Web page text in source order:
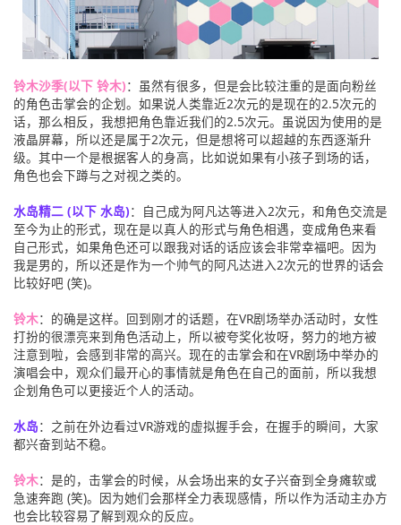
铃木沙季(以下 铃木)：虽然有很多，但是会比较注重的是面向粉丝
的角色击掌会的企划。如果说人类靠近2次元的是现在的2.5次元的
话，那么相反，我想把角色靠近我们的2.5次元。虽说因为使用的是
液晶屏幕，所以还是属于2次元，但是想将可以超越的东西逐渐升
级。其中一个是根据客人的身高，比如说如果有小孩子到场的话，
角色也会下蹲与之对视之类的。
水岛精二 (以下 水岛)：自己成为阿凡达等进入2次元，和角色交流是
至今为止的形式，现在是以真人的形式与角色相遇，变成角色来看
自己形式，如果角色还可以跟我对话的话应该会非常幸福吧。因为
我是男的，所以还是作为一个帅气的阿凡达进入2次元的世界的话会
比较好吧 (笑)。
铃木：的确是这样。回到刚才的话题，在VR剧场举办活动时，女性
打扮的很漂亮来到角色活动上，所以被夸奖化妆呀，努力的地方被
注意到啦，会感到非常的高兴。现在的击掌会和在VR剧场中举办的
演唱会中，观众们最开心的事情就是角色在自己的面前，所以我想
企划角色可以更接近个人的活动。
水岛：之前在外边看过VR游戏的虚拟握手会，在握手的瞬间，大家
都兴奋到站不稳。
铃木：是的，击掌会的时候，从会场出来的女子兴奋到全身瘫软或
急速奔跑 (笑)。因为她们会那样全力表现感情，所以作为活动主办方
也会比较容易了解到观众的反应。